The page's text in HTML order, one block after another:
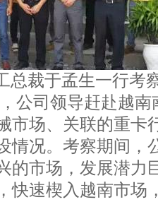
总裁于孟生一行考
公司领导赶赴越南
市场、关联的重卡
情况。考察期间，
的市场，发展潜力
快速楔入越南市场